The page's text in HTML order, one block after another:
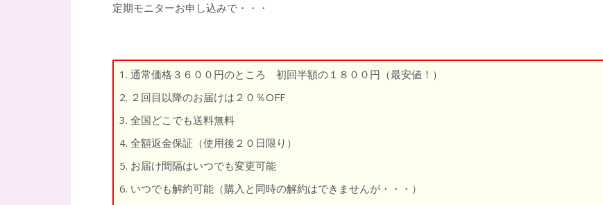
定期モニターお申し込みで・・・
1. 通常価格３６００円のところ 初回半額の１８００円（最安値！）
2. ２回目以降のお届けは２０％OFF
3. 全国どこでも送料無料
4. 全額返金保証（使用後２０日限り）
5. お届け間隔はいつでも変更可能
6. いつでも解約可能（購入と同時の解約はできませんが・・・）